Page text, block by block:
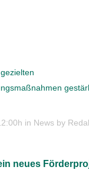
in News by
neues